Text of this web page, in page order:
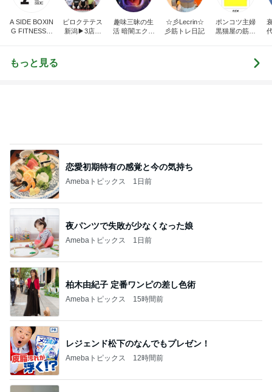
A SIDE BOXIN
G FITNESS C
ピロクテテス
新潟▶3店舗
趣味三昧の生
活 暗闇エクサ
☆彡Lecrin☆
彡筋トレ日記
ポンコツ主婦
黒猫屋の筋ト
もっと見る
恋愛初期特有の感覚と今の気持ち
Amebaトピックス 1日前
夜パンツで失敗が少なくなった娘
Amebaトピックス 1日前
柏木由紀子 定番ワンピの差し色術
Amebaトピックス 15時間前
レジェンド松下のなんでもプレゼン！
Amebaトピックス 12時間前